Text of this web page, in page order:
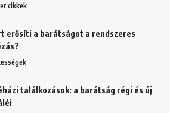
cikkek
erősíti a barátságot a rendszeres
találkozások: a barátság régi és új